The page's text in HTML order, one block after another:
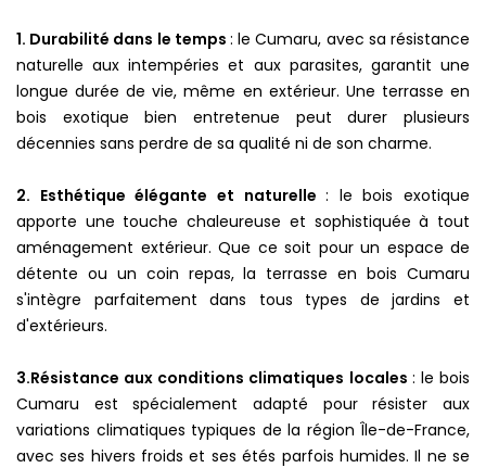
1. Durabilité dans le temps : le Cumaru, avec sa résistance
naturelle aux intempéries et aux parasites, garantit une
longue durée de vie, même en extérieur. Une terrasse en
bois exotique bien entretenue peut durer plusieurs
décennies sans perdre de sa qualité ni de son charme.
2. Esthétique élégante et naturelle: le bois exotique
apporte une touche chaleureuse et sophistiquée à tout
aménagement extérieur. Que ce soit pour un espace de
détente ou un coin repas, la terrasse en bois Cumaru
s'intègre parfaitement dans tous types de jardins et
d'extérieurs.
3.Résistance aux conditions climatiques locales : le bois
Cumaru est spécialement adapté pour résister aux
variations climatiques typiques de la région Île-de-France,
avec ses hivers froids et ses étés parfois humides. Il ne se